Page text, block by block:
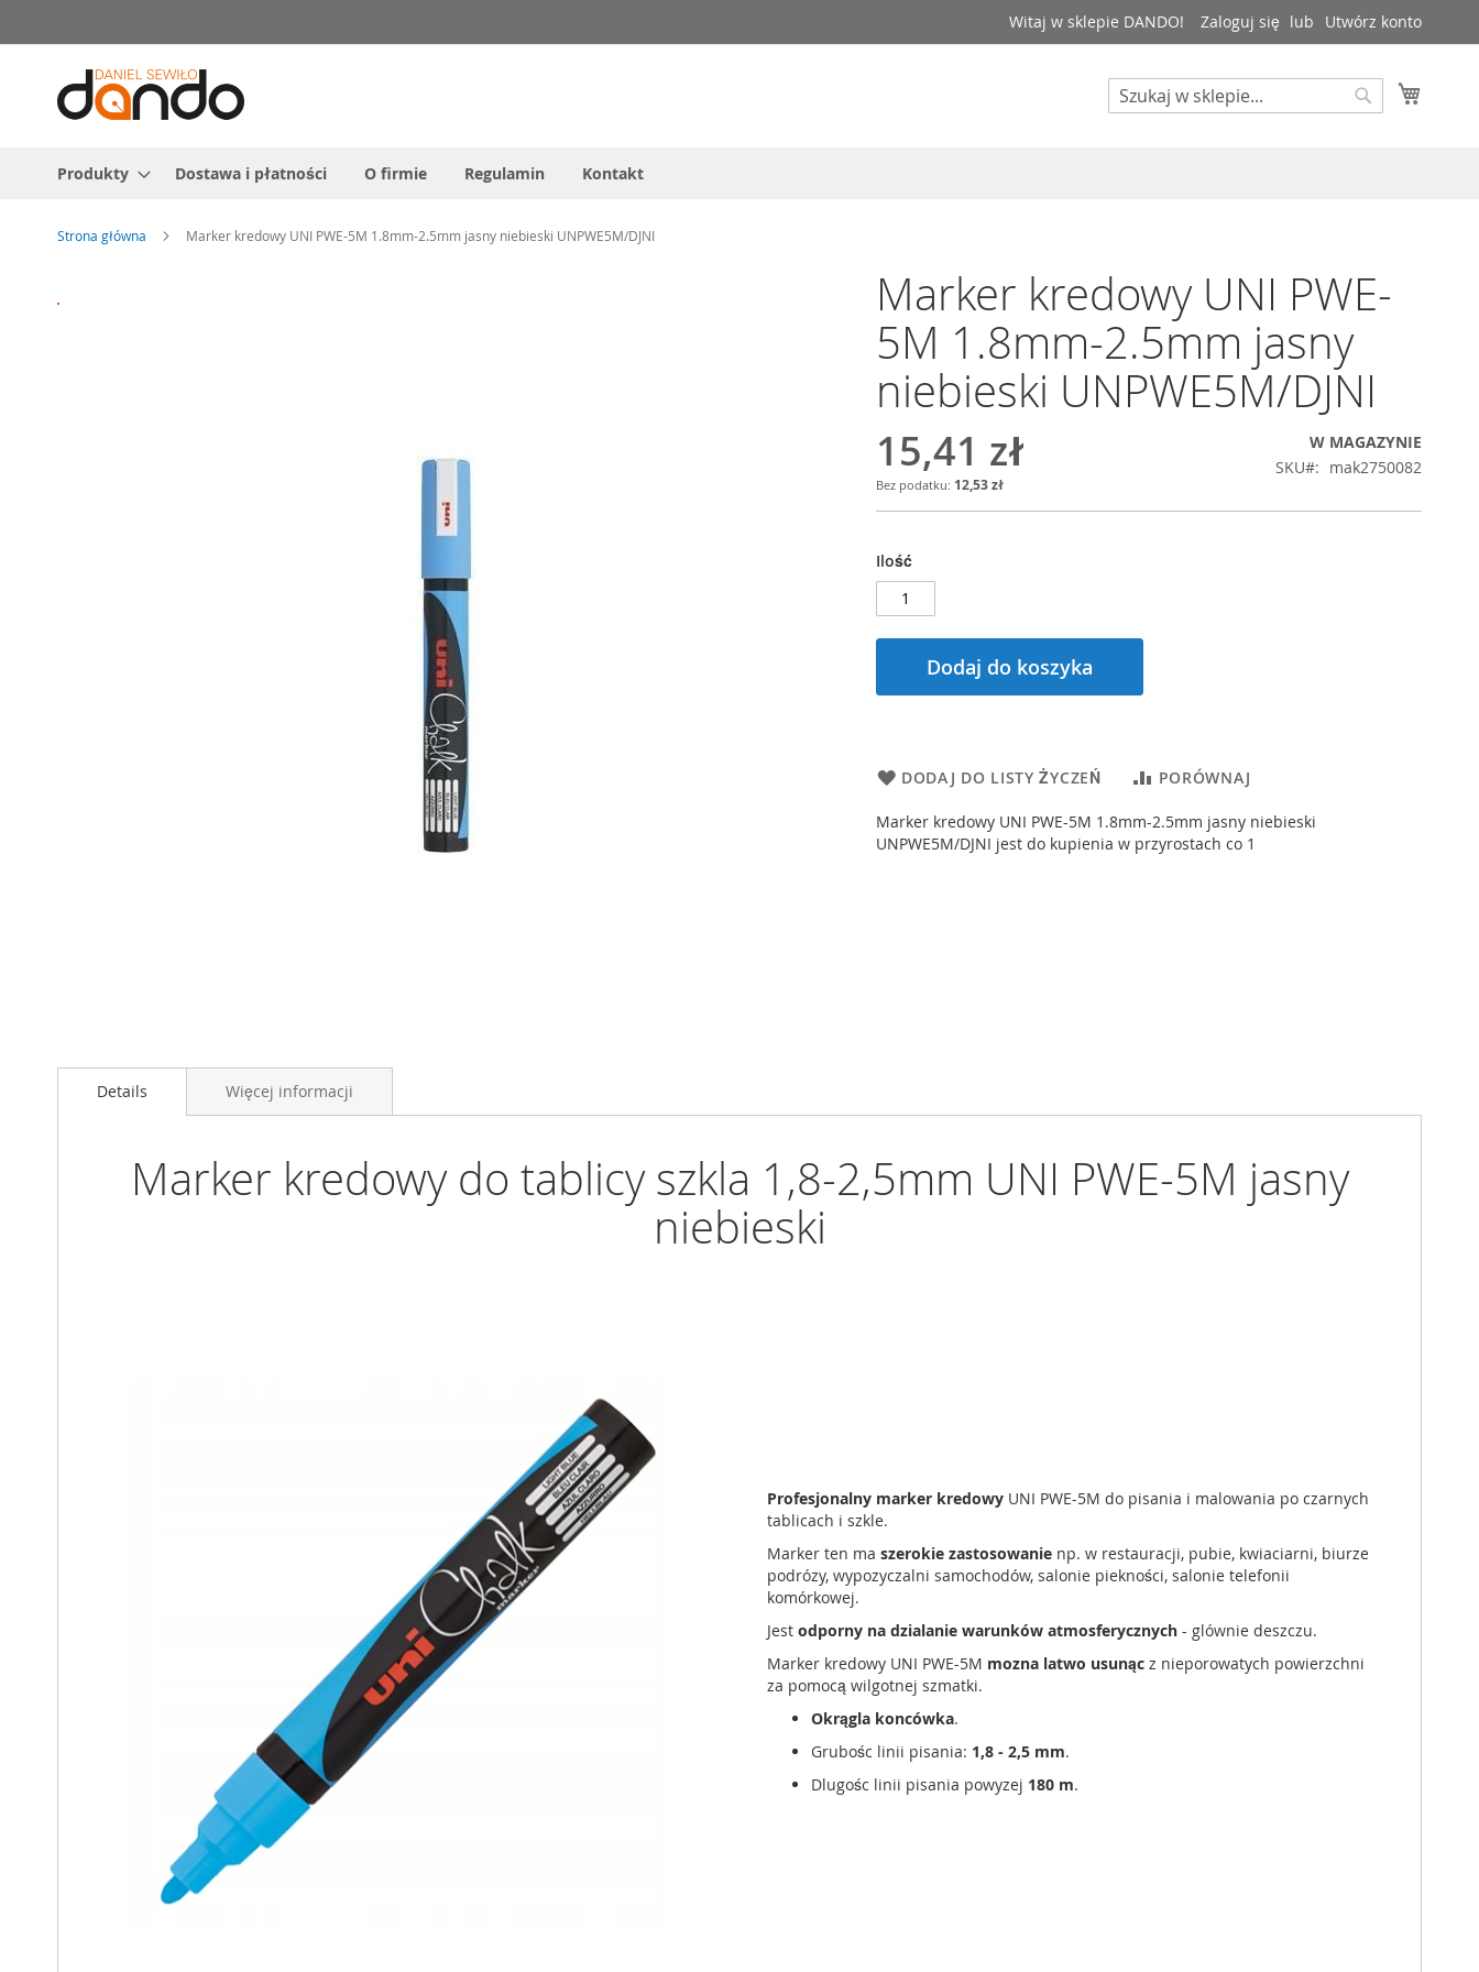
do
treści
Witaj w sklepie DANDO! Zaloguj się Utwórz konto
Search
Produkty Dostawa i płatności O firmie Regulamin Kontakt
Strona główna Marker kredowy UNI PWE-5M 1.8mm-2.5mm jasny niebieski UNPWE5M/DJNI
na
na
początek
Marker kredowy UNI PWE-
5M 1.8mm-2.5mm jasny
niebieski UNPWE5M/DJNI
15,41 zł
12,53 zł
W MAGAZYNIE
SKU
mak2750082
Ilość
Dodaj do koszyka
DODAJ DO LISTY ŻYCZEŃ PORÓWNAJ
Marker kredowy UNI PWE-5M 1.8mm-2.5mm jasny niebieski
UNPWE5M/DJNI jest do kupienia w przyrostach co 1
Details
Marker kredowy do tablicy szkla 1,8-2,5mm UNI PWE-5M jasny
niebieski
Profesjonalny marker kredowy UNI PWE-5M do pisania i malowania po czarnych
tablicach i szkle.
Marker ten ma szerokie zastosowanie np. w restauracji, pubie, kwiaciarni, biurze
podrózy, wypozyczalni samochodów, salonie piekności, salonie telefonii
komórkowej.
Jest odporny na dzialanie warunków atmosferycznych - glównie deszczu.
Marker kredowy UNI PWE-5M mozna latwo usunąc z nieporowatych powierzchni
za pomocą wilgotnej szmatki.
Okrągla koncówka.
Grubośc linii pisania: 1,8 - 2,5 mm.
Dlugośc linii pisania powyzej 180 m.
Więcej informacji